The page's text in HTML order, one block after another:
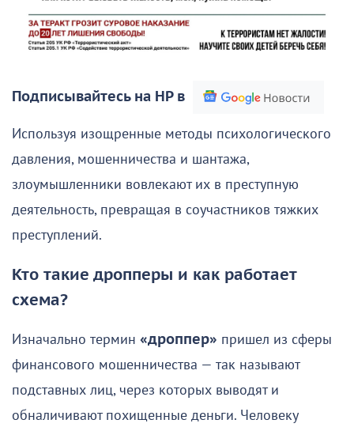
Подписывайтесь на НР в
Используя изощренные методы психологического
давления, мошенничества и шантажа,
злоумышленники вовлекают их в преступную
деятельность, превращая в соучастников тяжких
преступлений.
Кто такие дропперы и как работает
схема?
Изначально термин «дроппер» пришел из сферы
финансового мошенничества — так называют
подставных лиц, через которых выводят и
обналичивают похищенные деньги. Человеку